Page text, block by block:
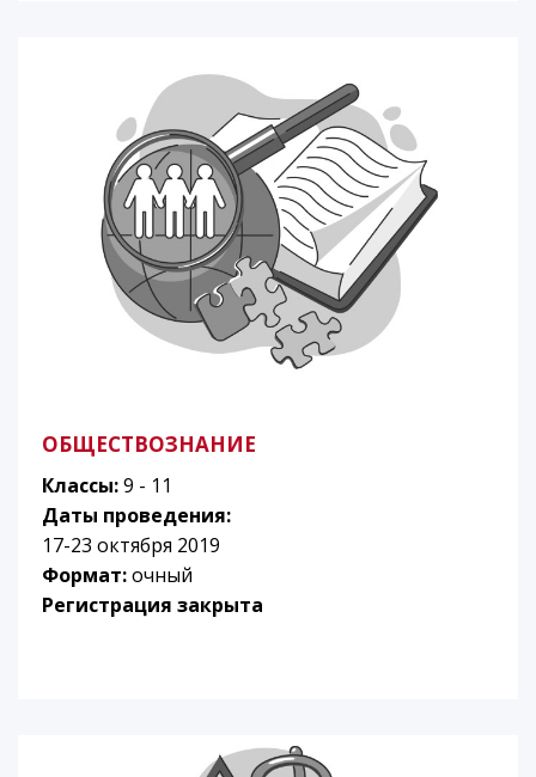
ОБЩЕСТВОЗНАНИЕ
Классы:9 - 11
Даты проведения:
17-23 октября 2019
Формат:очный
Регистрация закрыта